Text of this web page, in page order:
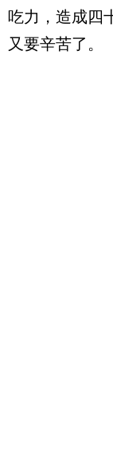
吃力，造成四
又要辛苦了。